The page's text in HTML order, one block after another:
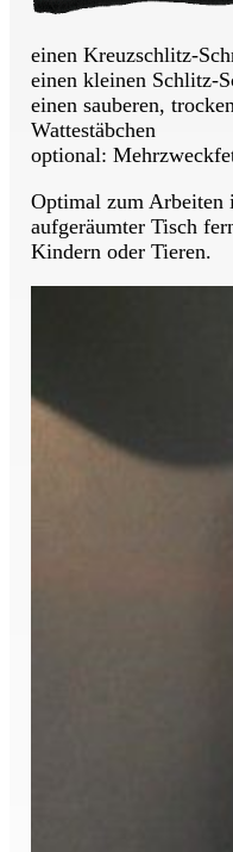
einen Kreuzschlitz-
einen kleinen Schlitz-
einen sauberen,
Wattestäbchen
optional:
Optimal zum Arbeiten
aufgeräumter Tisch
Kindern oder Tieren.